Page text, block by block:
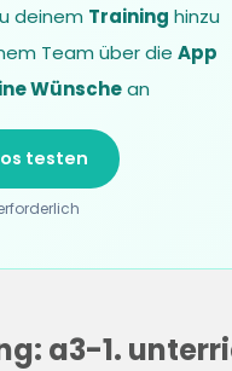
deinem Training hinzu
Team über die App
Wünschean
testen
a3-1.